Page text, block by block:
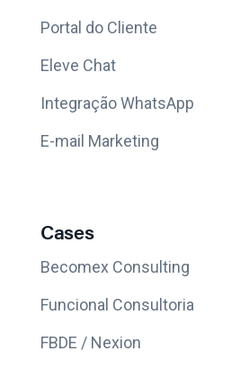
Portal do Cliente
Eleve Chat
Integração WhatsApp
E-mail Marketing
Cases
Becomex Consulting
Funcional Consultoria
FBDE / Nexion